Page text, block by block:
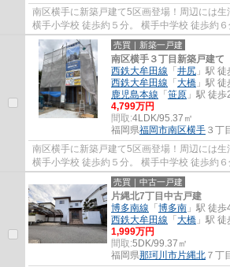
南区横手に新築戸建て5区画登場！周辺には
横手小学校 徒歩約５分。 横手中学校 徒歩約
りすぎない距離感。★★店舗は博多南駅から...
売買｜新築一戸建
南区横手３丁目新築戸建て
西鉄大牟田線 「 井尻 」駅
西鉄大牟田線 「 大橋 」駅
鹿児島本線 「 笹原 」駅 徒
4,799万円
間取:4LDK/95.37㎡
福岡県福岡市南区横手 ３丁
南区横手に新築戸建て5区画登場！周辺には
横手小学校 徒歩約５分。 横手中学校 徒歩約
りすぎない距離感。★★店舗は博多南駅から...
売買｜中古一戸建
片縄北7丁目中古戸建
博多南線 「 博多南 」駅 徒
西鉄大牟田線 「 大橋 」駅
1,999万円
間取:5DK/99.37㎡
福岡県那珂川市片縄北 ７丁